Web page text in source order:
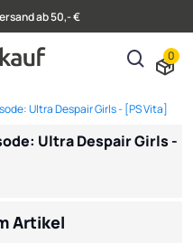
ab 50,- €
0
Ultra Despair Girls - [PS Vita]
Ultra Despair Girls -
Artikel